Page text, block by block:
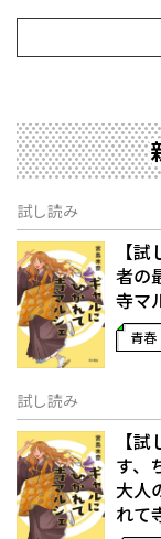
試し読み
【
者の
寺マ
青春
試し読み
【
す、
大人
れて